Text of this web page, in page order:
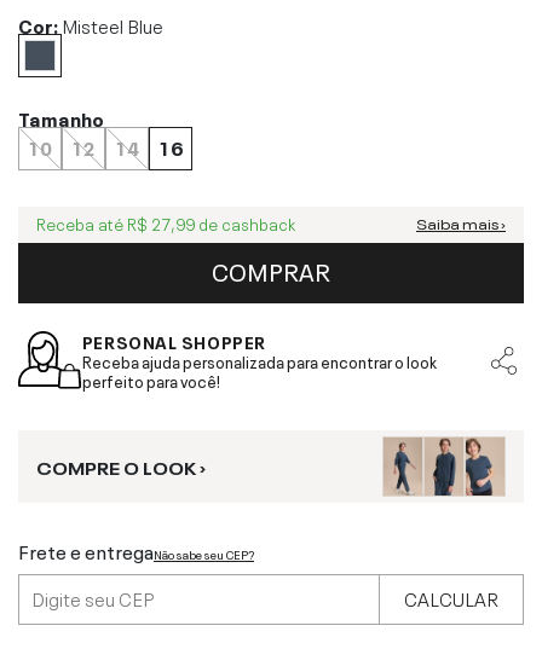
Cor:Misteel Blue
Tamanho
10
12 14 16
Receba até R$ 27,99 de cashback Saiba mais ›
COMPRAR
PERSONAL SHOPPER
Receba ajuda personalizada para encontrar o look
perfeito para você!
COMPRE O LOOK ›
Frete e entregaNão sabe seu CEP?
CALCULAR